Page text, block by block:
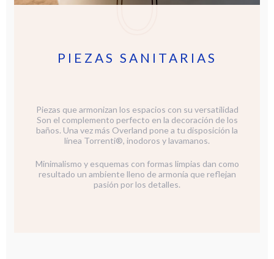
PIEZAS SANITARIAS
Piezas que armonizan los espacios con su versatilidad
Son el complemento perfecto en la decoración de los
baños. Una vez más Overland pone a tu disposición la
línea Torrenti®, inodoros y lavamanos.
Minimalismo y esquemas con formas limpias dan como
resultado un ambiente lleno de armonía que reflejan
pasión por los detalles.